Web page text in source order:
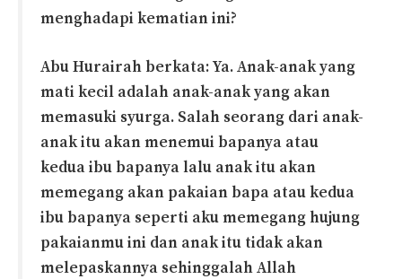
menghadapi kematian ini?
Abu Hurairah berkata: Ya. Anak-anak yang
mati kecil adalah anak-anak yang akan
memasuki syurga. Salah seorang dari anak-
anak itu akan menemui bapanya atau
kedua ibu bapanya lalu anak itu akan
memegang akan pakaian bapa atau kedua
ibu bapanya seperti aku memegang hujung
pakaianmu ini dan anak itu tidak akan
melepaskannya sehinggalah Allah